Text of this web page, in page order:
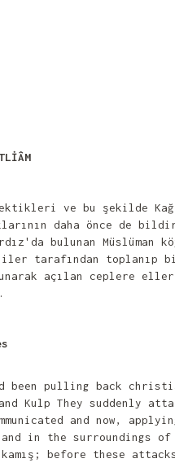
ve bu şekilde
daha önce de
bulunan Müslüman
tarafından toplanıp
açılan ceplere
pulling back
Kulp They suddenly
and now,
in the surroundings of
before these